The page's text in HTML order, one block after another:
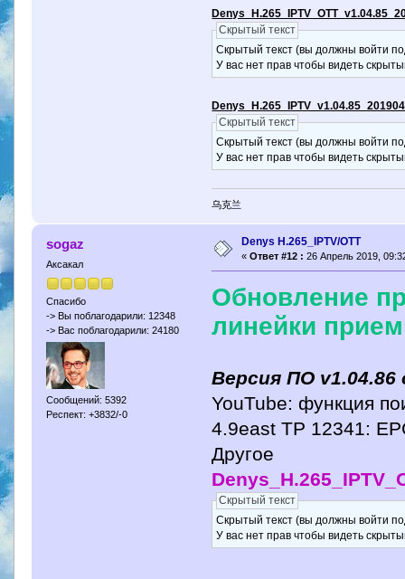
=> DVB-T2 исправление ошибок
=> .m3u плеер: исправление ошибок
=> Stalker порталы: исправление
=> Stalker порталы: исправление
=> DVB-C: добавлен слепой поиск
=> DVB-C: NIT поиск добавлен по
=> Другие важные изменения
Скрытый текст
Скрытый текст (вы должны войти
У вас нет прав чтобы видеть
Скрытый текст
Скрытый текст (вы должны войти
У вас нет прав чтобы видеть
乌克兰
sogaz
Аксакал
Спасибо
-> Вы поблагодарили: 12348
-> Вас поблагодарили: 24180
Сообщений: 5392
Респект: +3832/-0
Denys H.265_IPTV/OTT
« Ответ #12 : 26 Апрель 2019,
Обновление
линейки
Версия ПО v1.04.86
YouTube: функция
4.9east TP 12341:
Другое
Скрытый текст
Скрытый текст (вы должны войти
У вас нет прав чтобы видеть